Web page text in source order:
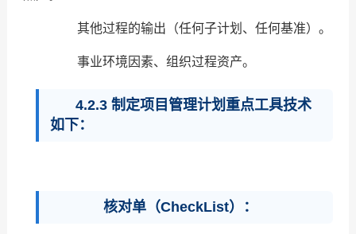
其他过程的输出（任何子计划、任何基准）。
事业环境因素、组织过程资产。
4.2.3 制定项目管理计划重点工具技术
如下：
核对单（CheckList）：